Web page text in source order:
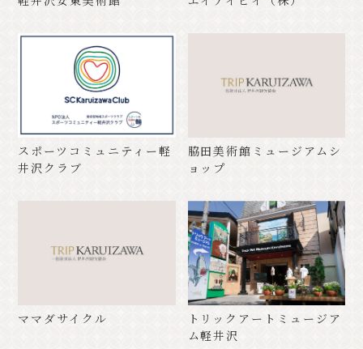
スポーツコミュニティー軽
井沢クラブ
脇田美術館ミュージアムシ
ョップ
ママダサイクル
トリックアートミュージア
ム軽井沢